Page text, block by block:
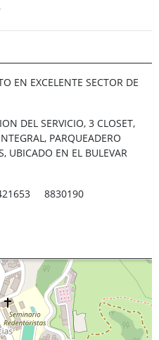
EN EXCELENTE SECTOR DE
DEL SERVICIO, 3 CLOSET,
PARQUEADERO
UBICADO EN EL BULEVAR
8830190